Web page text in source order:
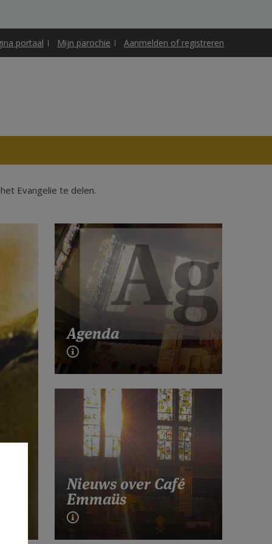
portaal Mijn parochie Aanmelden of registreren
Evangelie te delen.
Agenda
Nieuws over Café
Emmaüs